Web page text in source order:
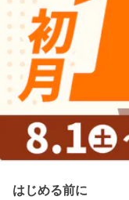
はじめる前に